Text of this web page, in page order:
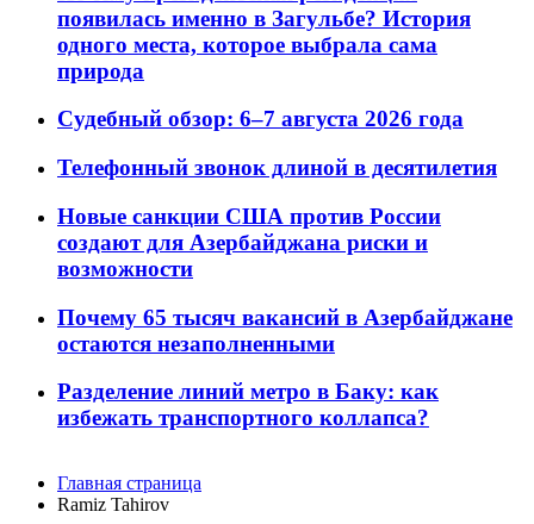
появилась именно в Загульбе? История
одного места, которое выбрала сама
природа
Судебный обзор: 6–7 августа 2026 года
Телефонный звонок длиной в десятилетия
Новые санкции США против России
создают для Азербайджана риски и
возможности
Почему 65 тысяч вакансий в Азербайджане
остаются незаполненными
Разделение линий метро в Баку: как
избежать транспортного коллапса?
Главная страница
Ramiz Tahirov